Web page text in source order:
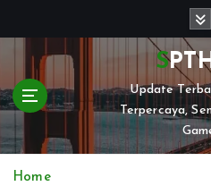
t
o
o
Update
Terpercaya,
Home